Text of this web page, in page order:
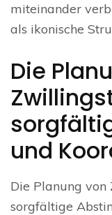
miteinander
als ikonische
Die
und
Die Planung
sorgfältige